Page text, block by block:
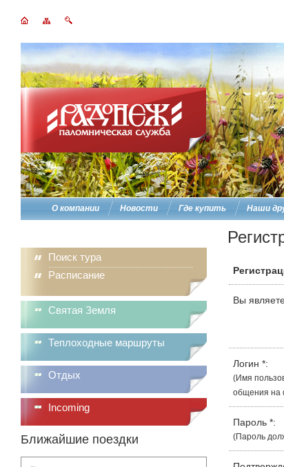
О компании Новости Где купить Наши
Поиск тура
Расписание
Святая Земля
Теплоходные маршруты
Отдых
Incoming
Ближайшие поездки
Вы
Логин *:
(Имя
общения на
Пароль *:
(Пароль